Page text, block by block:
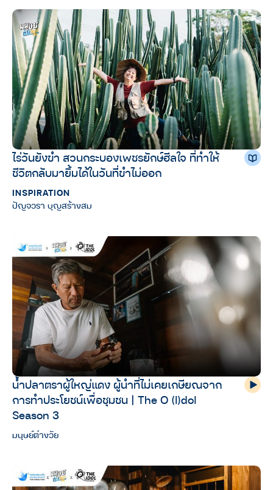
ไร่วันยังขำ สวนกระบองเพชรยักษ์ฮีลใจ ที่ทำให้
ชีวิตกลับมายิ้มได้ในวันที่ขำไม่ออก
INSPIRATION
ปัญจวรา บุญสร้างสม
น้ำปลาตราผู้ใหญ่แดง ผู้นำที่ไม่เคยเกษียณจาก
การทำประโยชน์เพื่อชุมชน | The O (I)dol
Season 3
มนุษย์ต่างวัย